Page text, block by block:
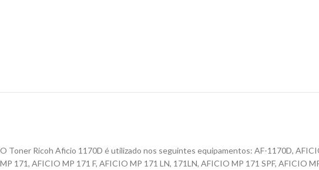
O Toner Ricoh Aficio 1170D é utilizado nos seguintes equipamentos: AF-1170D,
MP 171, AFICIO MP 171 F, AFICIO MP 171 LN, 171LN, AFICIO MP 171 SPF, AFICIO